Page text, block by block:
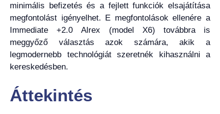
minimális befizetés és a fejlett funkciók elsajátítása
megfontolást igényelhet. E megfontolások ellenére a
Immediate +2.0 Alrex (model X6) továbbra is
meggyőző választás azok számára, akik a
legmodernebb technológiát szeretnék kihasználni a
kereskedésben.
Áttekintés